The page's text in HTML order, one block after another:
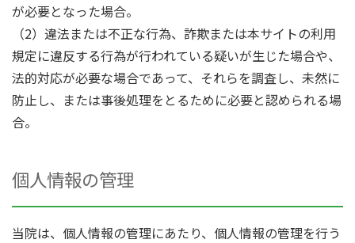
が必要となった場合。
（2）違法または不正な行為、詐欺または本サイトの利用
規定に違反する行為が行われている疑いが生じた場合や、
法的対応が必要な場合であって、それらを調査し、未然に
防止し、または事後処理をとるために必要と認められる場
合。
個人情報の管理
当院は、個人情報の管理にあたり、個人情報の管理を行う